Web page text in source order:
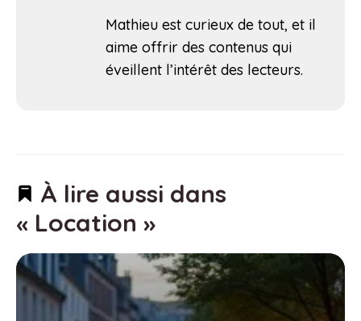
Mathieu est curieux de tout, et il
aime offrir des contenus qui
éveillent l’intérêt des lecteurs.
À lire aussi dans
« Location »